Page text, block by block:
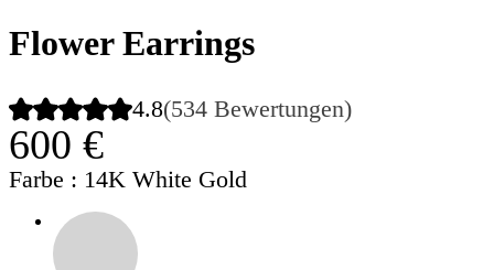
Flower Earrings
4.8(534 Bewertungen)
600 €
Farbe : 14K White Gold